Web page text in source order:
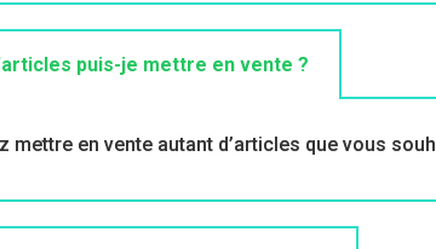
puis-je mettre en vente ?
mettre en vente autant d’articles que vous